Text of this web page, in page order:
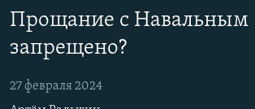
Вернутся
главной
Вернутся
МНЕНИЯ
КУЛЬТУРА
КАВКАЗ.РЕАЛИИ
Прощание с Навальным
запрещено?
27 февраля 2024